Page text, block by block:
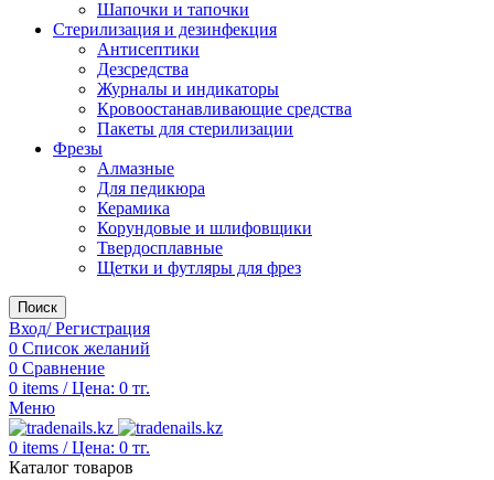
Шапочки и тапочки
Стерилизация и дезинфекция
Антисептики
Дезсредства
Журналы и индикаторы
Кровоостанавливающие средства
Пакеты для стерилизации
Фрезы
Алмазные
Для педикюра
Керамика
Корундовые и шлифовщики
Твердосплавные
Щетки и футляры для фрез
Поиск
Вход/ Регистрация
0 Список желаний
0 Сравнение
0 items / Цена: 0 тг.
Меню
0 items / Цена: 0 тг.
Каталог товаров